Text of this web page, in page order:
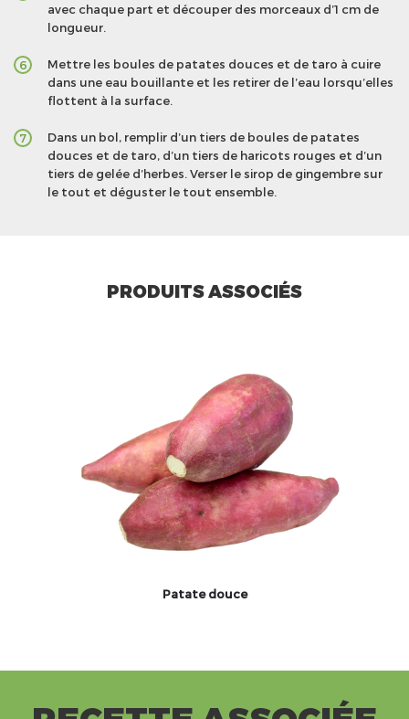
avec chaque part et découper des morceaux d’1 cm de
longueur.
6
Mettre les boules de patates douces et de taro à cuire
dans une eau bouillante et les retirer de l’eau lorsqu’elles
flottent à la surface.
7
Dans un bol, remplir d’un tiers de boules de patates
douces et de taro, d’un tiers de haricots rouges et d’un
tiers de gelée d’herbes. Verser le sirop de gingembre sur
le tout et déguster le tout ensemble.
PRODUITS ASSOCIÉS
Patate douce